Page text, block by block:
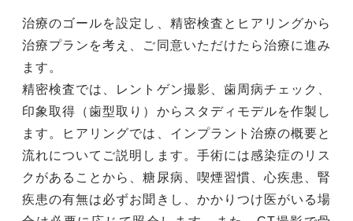
治療のゴールを設定し、精密検査とヒアリングから
治療プランを考え、ご同意いただけたら治療に進み
ます。
精密検査では、レントゲン撮影、歯周病チェック、
印象取得（歯型取り）からスタディモデルを作製し
ます。ヒアリングでは、インプラント治療の概要と
流れについてご説明します。手術には感染症のリス
クがあることから、糖尿病、喫煙習慣、心疾患、腎
疾患の有無は必ずお聞きし、かかりつけ医がいる場